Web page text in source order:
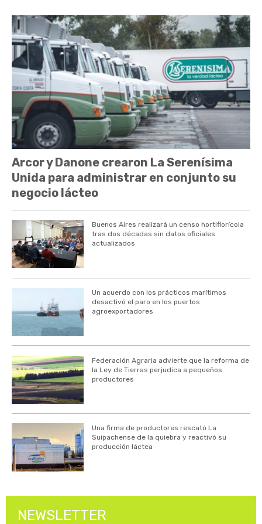
Arcor y Danone crearon La Serenísima
Unida para administrar en conjunto su
negocio lácteo
Buenos Aires realizará un censo hortiflorícola
tras dos décadas sin datos oficiales
actualizados
Un acuerdo con los prácticos marítimos
desactivó el paro en los puertos
agroexportadores
Federación Agraria advierte que la reforma de
la Ley de Tierras perjudica a pequeños
productores
Una firma de productores rescató La
Suipachense de la quiebra y reactivó su
producción láctea
NEWSLETTER